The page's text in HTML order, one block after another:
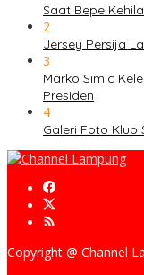
Saat Bepe
2
Jersey Persija
3
Marko Simic
Presiden
4
Galeri Foto
Copyright @ Channel